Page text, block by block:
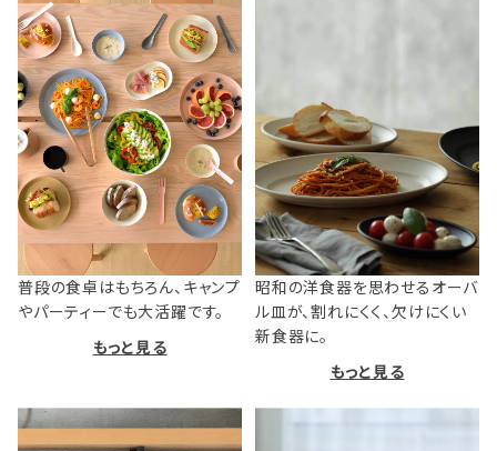
普段の食卓はもちろん、キャンプ
やパーティーでも大活躍です。
もっと見る
昭和の洋食器を思わせるオーバ
ル皿が、割れにくく、欠けにくい
新食器に。
もっと見る